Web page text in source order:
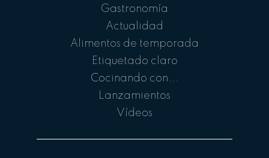
Gastronomía
Actualidad
Alimentos de temporada
Etiquetado claro
Cocinando con...
Lanzamientos
Vídeos